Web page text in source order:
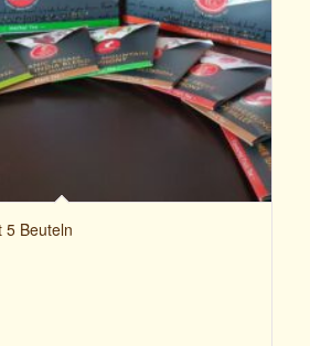
5 Beuteln